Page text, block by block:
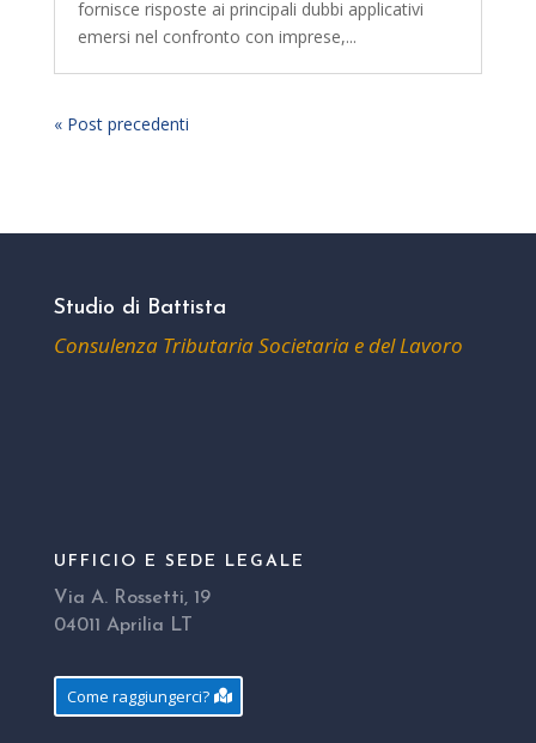
fornisce risposte ai principali dubbi applicativi
emersi nel confronto con imprese,...
« Post precedenti
Studio di Battista
Consulenza Tributaria Societaria e del Lavoro
UFFICIO E SEDE LEGALE
Via A. Rossetti, 19
04011 Aprilia LT
Come raggiungerci?